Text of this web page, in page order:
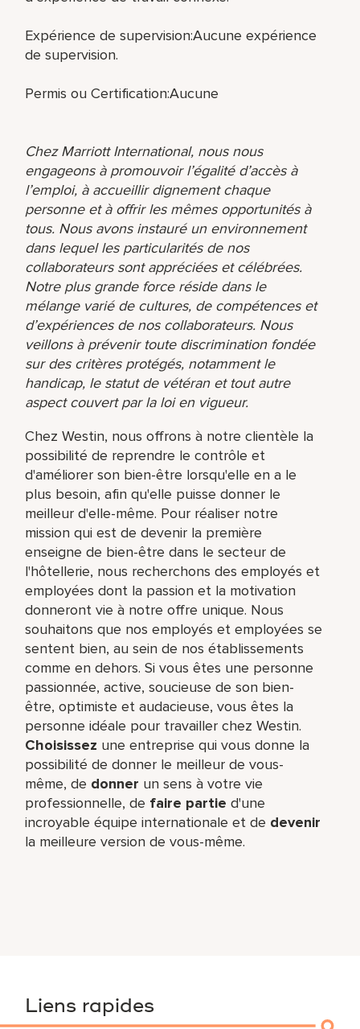
Expérience de supervision:Aucune expérience
de supervision.
Permis ou Certification:Aucune
Chez Marriott International, nous nous
engageons à promouvoir l’égalité d’accès à
l’emploi, à accueillir dignement chaque
personne et à offrir les mêmes opportunités à
tous. Nous avons instauré un environnement
dans lequel les particularités de nos
collaborateurs sont appréciées et célébrées.
Notre plus grande force réside dans le
mélange varié de cultures, de compétences et
d’expériences de nos collaborateurs. Nous
veillons à prévenir toute discrimination fondée
sur des critères protégés, notamment le
handicap, le statut de vétéran et tout autre
aspect couvert par la loi en vigueur.
Chez Westin, nous offrons à notre clientèle la
possibilité de reprendre le contrôle et
d'améliorer son bien-être lorsqu'elle en a le
plus besoin, afin qu'elle puisse donner le
meilleur d'elle-même. Pour réaliser notre
mission qui est de devenir la première
enseigne de bien-être dans le secteur de
l'hôtellerie, nous recherchons des employés et
employées dont la passion et la motivation
donneront vie à notre offre unique. Nous
souhaitons que nos employés et employées se
sentent bien, au sein de nos établissements
comme en dehors. Si vous êtes une personne
passionnée, active, soucieuse de son bien-
être, optimiste et audacieuse, vous êtes la
personne idéale pour travailler chez Westin.
Choisissez une entreprise qui vous donne la
possibilité de donner le meilleur de vous-
même,​ de donner un sens à votre vie
professionnelle, de faire partie d'une
incroyable équipe​ internationale et de devenir
la meilleure version de vous-même.
Liens rapides